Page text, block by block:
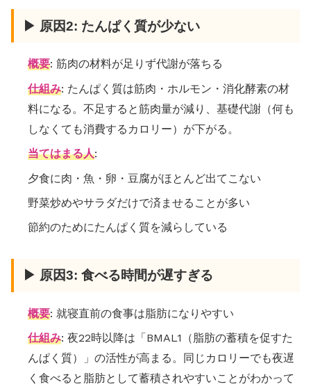
▶ 原因2: たんぱく質が少ない
概要: 筋肉の材料が足りず代謝が落ちる
仕組み: たんぱく質は筋肉・ホルモン・消化酵素の材
料になる。不足すると筋肉量が減り、基礎代謝（何も
しなくても消費するカロリー）が下がる。
当てはまる人:
夕食に肉・魚・卵・豆腐がほとんど出てこない
野菜炒めやサラダだけで済ませることが多い
節約のためにたんぱく質を減らしている
▶ 原因3: 食べる時間が遅すぎる
概要: 就寝直前の食事は脂肪になりやすい
仕組み: 夜22時以降は「BMAL1（脂肪の蓄積を促すた
んぱく質）」の活性が高まる。同じカロリーでも夜遅
く食べると脂肪として蓄積されやすいことがわかって